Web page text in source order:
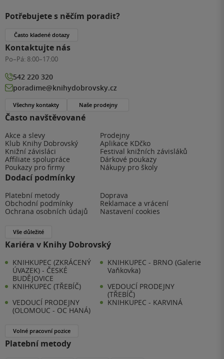
Často navštěvované
Akce a slevy
Prodejny
Klub Knihy Dobrovský
Aplikace KDčko
Knižní závisláci
Festival knižních závisláků
Affiliate spolupráce
Dárkové poukazy
Poukazy pro firmy
Nákupy pro školy
Dodací podmínky
Platební metody
Doprava
Obchodní podmínky
Reklamace a vrácení
Ochrana osobních údajů
Nastavení cookies
Vše důležité
Kariéra v Knihy Dobrovský
KNIHKUPEC (ZKRÁCENÝ
ÚVAZEK) - ČESKÉ
BUDĚJOVICE
KNIHKUPEC - BRNO (Galerie
Vaňkovka)
KNIHKUPEC (TŘEBÍČ)
VEDOUCÍ PRODEJNY
(TŘEBÍČ)
VEDOUCÍ PRODEJNY
(OLOMOUC - OC HANÁ)
KNIHKUPEC - KARVINÁ
Volné pracovní pozice
Platební metody
Potřebujete s něčím poradit?
Často kladené dotazy
Kontaktujte nás
Po–Pá: 8:00–17:00
542 220 320
poradime@knihydobrovsky.cz
Všechny kontakty Naše prodejny